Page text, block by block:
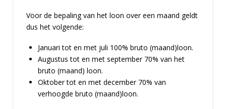
Voor de bepaling van het loon over een maand geldt
dus het volgende:
Januari tot en met juli 100% bruto (maand)loon.
Augustus tot en met september 70% van het
bruto (maand) loon.
Oktober tot en met december 70% van
verhoogde bruto (maand)loon.